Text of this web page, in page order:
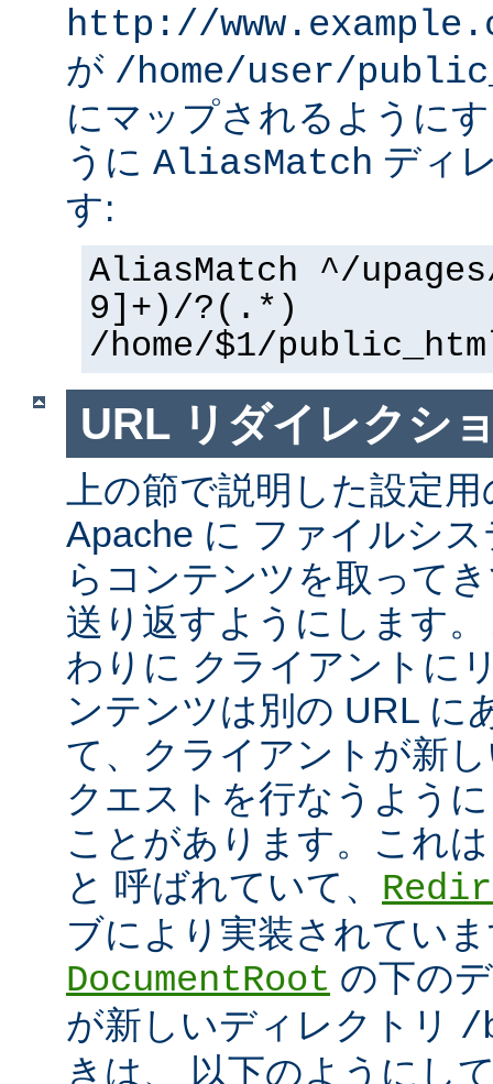
http://
が /home/user/
にマップされるように
うに AliasMatch ディ
す:
AliasMatch ^/
9]+)/?(.*)
/home/$1/
URL リダイレクシ
上の節で説明した設定
Apache に ファイルシ
らコンテンツを取って
送り返すようにします
わりに クライアントに
ンテンツは別の URL に
て、クライアントが新
クエストを行なうよう
ことがあります。これは
と 呼ばれていて、
ブにより実装されてい
DocumentRoot の下の
が新しいディレクトリ /
きは、 以下のようにし